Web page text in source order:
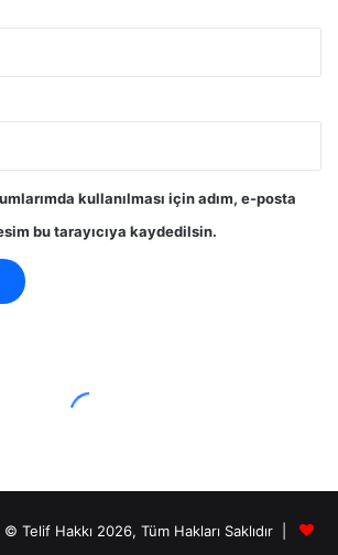
kullanılması için adım, e-posta
bu tarayıcıya kaydedilsin.
Telif Hakkı 2026, Tüm Hakları Saklıdır |